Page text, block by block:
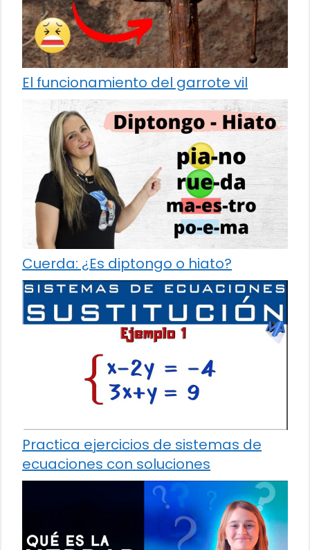
El funcionamiento del garrote vil
Cuerda: ¿Es diptongo o hiato?
Practica ejercicios de sistemas de
ecuaciones con soluciones